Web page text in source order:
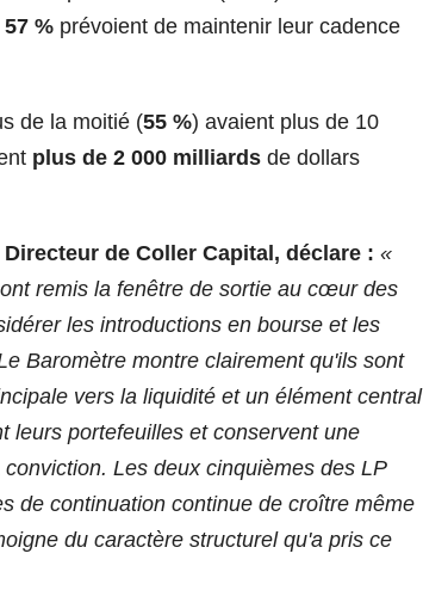
57 % prévoient de maintenir leur cadence
de la moitié (55 %) avaient plus de 10
plus de 2 000 milliards de dollars
de Coller Capital, déclare : «
remis la fenêtre de sortie au cœur des
les introductions en bourse et les
Baromètre montre clairement qu'ils sont
vers la liquidité et un élément central
leurs portefeuilles et conservent une
Les deux cinquièmes des LP
de continuation continue de croître même
du caractère structurel qu'a pris ce